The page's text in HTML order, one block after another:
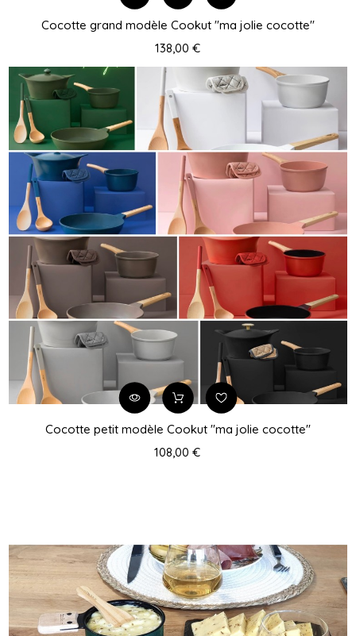
Cocotte grand modèle Cookut "ma jolie cocotte"
138,00 €
Cocotte petit modèle Cookut "ma jolie cocotte"
108,00 €